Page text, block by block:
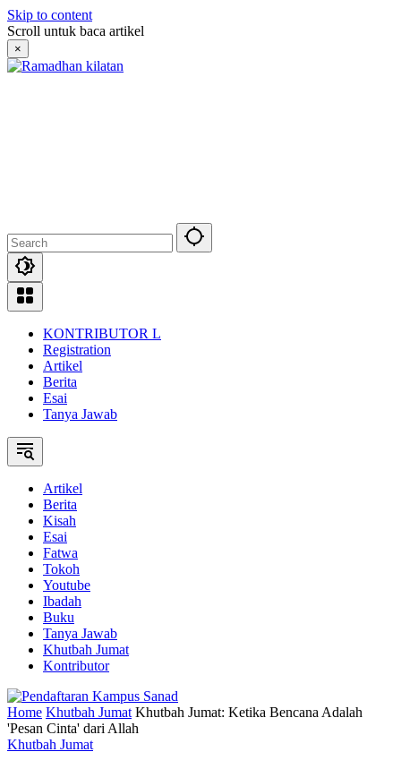
Skip to content
Scroll untuk baca artikel
×
KONTRIBUTOR L
Registration
Artikel
Berita
Esai
Tanya Jawab
Artikel
Berita
Kisah
Esai
Fatwa
Tokoh
Youtube
Ibadah
Buku
Tanya Jawab
Khutbah Jumat
Kontributor
Home Khutbah Jumat Khutbah Jumat: Ketika Bencana Adalah
'Pesan Cinta' dari Allah
Khutbah Jumat